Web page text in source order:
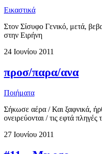
Εικαστικά
Στον Σίσυφο Γενικό, μετά,
στην Ειρήνη
24 Ιουνίου 2011
προσ/παρα/ανα
Ποιήματα
Σήκωσε αέρα / Και ξαφνικά,
ονειρεύονται / τις εφτά
27 Ιουνίου 2011